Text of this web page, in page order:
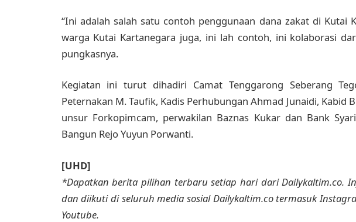
“Ini adalah salah satu contoh penggunaan dana zakat di
warga Kutai Kartanegara juga, ini lah contoh, ini kolaborasi
pungkasnya.
Kegiatan ini turut dihadiri Camat Tenggarong Seberang
Peternakan M. Taufik, Kadis Perhubungan Ahmad Junaidi, Kabid
unsur Forkopimcam, perwakilan Baznas Kukar dan Bank
Bangun Rejo Yuyun Porwanti.
[UHD]
*Dapatkan berita pilihan terbaru setiap hari dari Dailykaltim.co.
dan diikuti di seluruh media sosial Dailykaltim.co termasuk
Youtube.